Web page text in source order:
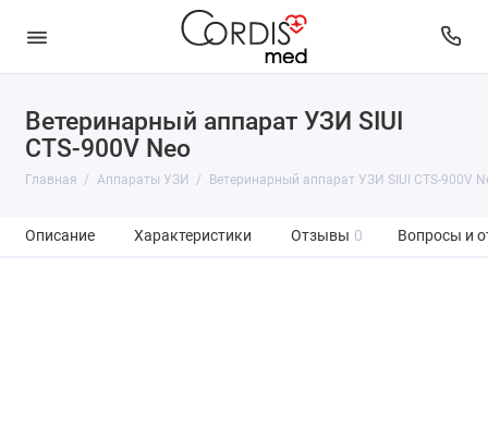
Ветеринарный аппарат УЗИ SIUI
CTS-900V Neo
Главная Аппараты УЗИ Ветеринарный аппарат УЗИ SIUI CTS-900V
Описание Характеристики Отзывы 0 Вопросы и